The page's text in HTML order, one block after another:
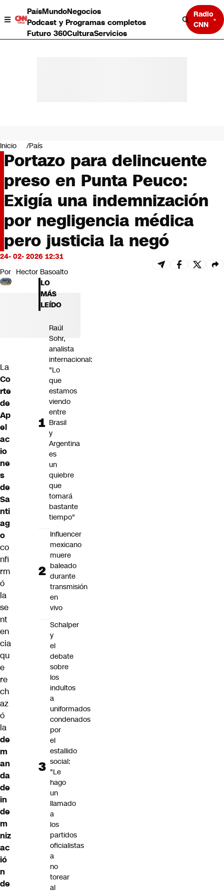
PaísMundoNegocios
Podcast y Programas completos
Futuro 360CulturaServicios
Radio
CNN
Negocios
Deportes
Programas completos
Cultura
Servicios
Bits
CNN Data
CNN tiempo
Futuro 360
Opinión
Inicio País
Portazo para delincuente
preso en Punta Peuco:
Exigía una indemnización
por negligencia médica
pero justicia la negó
24- 02- 2026 12:31
Por Hector Basoalto
La
Co
rte
de
Ap
el
ac
io
ne
s
de
Sa
nti
ag
o
co
nfi
rm
ó
la
se
nt
en
cia
qu
e
re
ch
az
ó
la
de
m
an
da
de
in
de
m
niz
ac
ió
n
de
LO
MÁS
LEÍDO
Raúl
Sohr,
analista
internacional:
"Lo
que
estamos
viendo
entre
Brasil
y
Argentina
es
un
quiebre
que
tomará
bastante
tiempo"
Influencer
mexicano
muere
baleado
durante
transmisión
en
vivo
Schalper
y
el
debate
sobre
los
indultos
a
uniformados
condenados
por
el
estallido
social:
"Le
hago
un
llamado
a
los
partidos
oficialistas
a
no
torear
al